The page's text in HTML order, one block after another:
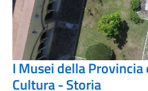
I Musei della
Cultura - Storia